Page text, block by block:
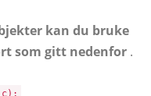
kan du bruke
som gitt nedenfor .